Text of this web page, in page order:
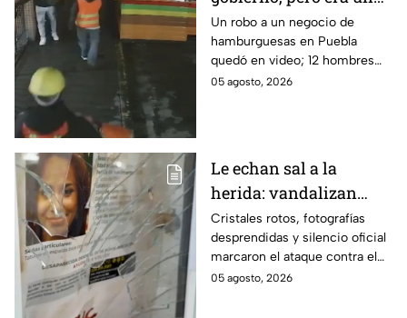
robo planeado: Así
saquearon negocio de
hamburguesas en
Puebla
Un robo a un negocio de
hamburguesas en Puebla
quedó en video; 12 hombres
habrían fingido ser
05 agosto, 2026
Le echan sal a la
herida: vandalizan
memorial de
desaparecidos en
Veracruz en medio de
crisis
Cristales rotos, fotografías
desprendidas y silencio oficial
marcaron el ataque contra el
memorial de desaparecidos,
05 agosto, 2026